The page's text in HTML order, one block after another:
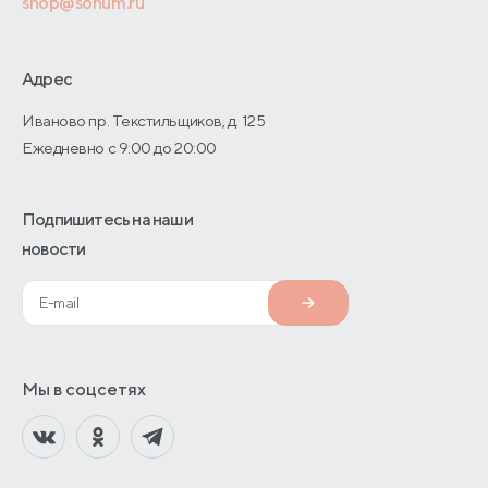
Договор-оферты
О производстве
Адрес
Иваново пр. Текстильщиков, д. 125
Ежедневно с 9:00 до 20:00
Подпишитесь на наши
новости
Мы в соцсетях